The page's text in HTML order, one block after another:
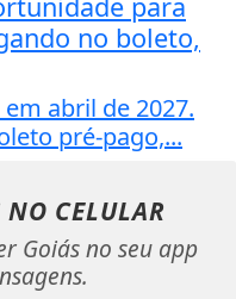
no boleto,
abril de 2027.
pré-pago,...
NO CELULAR
Goiás no seu app